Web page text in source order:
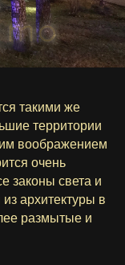
такими же
территории
воображением
очень
законы света и
архитектуры в
размытые и